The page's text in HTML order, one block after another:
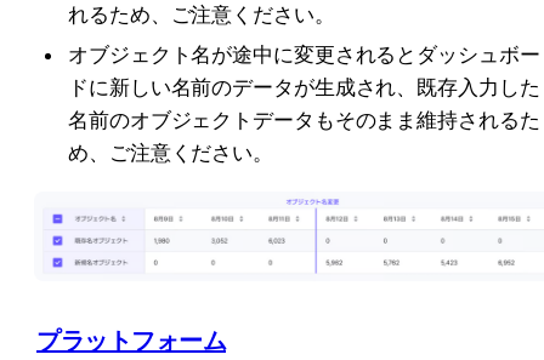
れるため、ご注意ください。
オブジェクト名が途中に変更されるとダッシュボー
ドに新しい名前のデータが生成され、既存入力した
名前のオブジェクトデータもそのまま維持されるた
め、ご注意ください。
プラットフォーム